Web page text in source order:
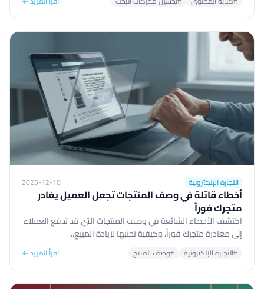
التجارة الإلكترونية 2025-12-10
أخطاء قاتلة في وصف المنتجات تجعل العميل يغادر
متجرك فوراً
اكتشف الأخطاء الشائعة في وصف المنتجات التي قد تدفع العملاء
إلى مغادرة متجرك فوراً، وكيفية تجنبها لزيادة المبيع...
#التجارة الإلكترونية #وصف المنتج اقرأ المزيد ←